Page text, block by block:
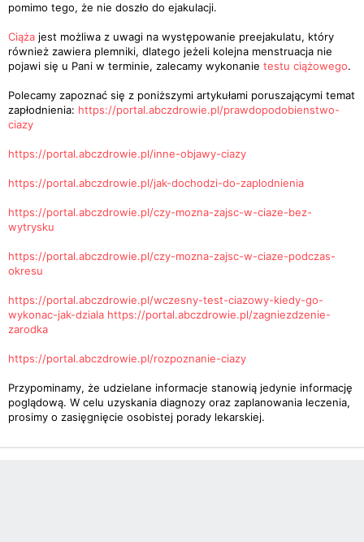
pomimo tego, że nie doszło do ejakulacji.
Ciąża jest możliwa z uwagi na występowanie preejakulatu, który
również zawiera plemniki, dlatego jeżeli kolejna menstruacja nie
pojawi się u Pani w terminie, zalecamy wykonanie testu ciążowego.
Polecamy zapoznać się z poniższymi artykułami poruszającymi temat
zapłodnienia: https://portal.abczdrowie.pl/prawdopodobienstwo-
ciazy
https://portal.abczdrowie.pl/inne-objawy-ciazy
https://portal.abczdrowie.pl/jak-dochodzi-do-zaplodnienia
https://portal.abczdrowie.pl/czy-mozna-zajsc-w-ciaze-bez-
wytrysku
https://portal.abczdrowie.pl/czy-mozna-zajsc-w-ciaze-podczas-
okresu
https://portal.abczdrowie.pl/wczesny-test-ciazowy-kiedy-go-
wykonac-jak-dziala https://portal.abczdrowie.pl/zagniezdzenie-
zarodka
https://portal.abczdrowie.pl/rozpoznanie-ciazy
Przypominamy, że udzielane informacje stanowią jedynie informację
poglądową. W celu uzyskania diagnozy oraz zaplanowania leczenia,
prosimy o zasięgnięcie osobistej porady lekarskiej.